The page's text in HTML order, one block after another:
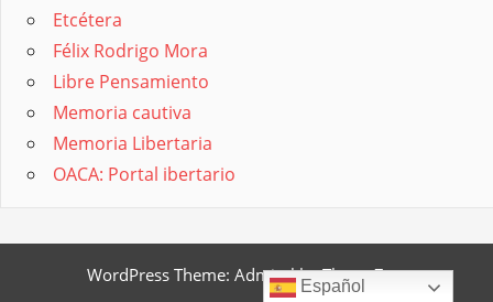
Etcétera
Félix Rodrigo Mora
Libre Pensamiento
Memoria cautiva
Memoria Libertaria
OACA: Portal ibertario
WordPress Theme: Admiral by ThemeZee.
Español